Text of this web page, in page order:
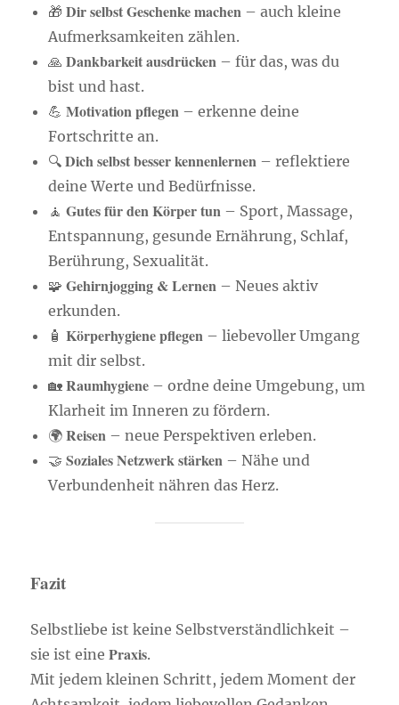
🎁Dir selbst Geschenke machen – auch kleine
Aufmerksamkeiten zählen.
🙏Dankbarkeit ausdrücken – für das, was du
bist und hast.
💪Motivation pflegen – erkenne deine
Fortschritte an.
🔍Dich selbst besser kennenlernen – reflektiere
deine Werte und Bedürfnisse.
🧘Gutes für den Körper tun – Sport, Massage,
Entspannung, gesunde Ernährung, Schlaf,
Berührung, Sexualität.
🧩Gehirnjogging & Lernen – Neues aktiv
erkunden.
🧴Körperhygiene pflegen – liebevoller Umgang
mit dir selbst.
🏡Raumhygiene – ordne deine Umgebung, um
Klarheit im Inneren zu fördern.
🌍Reisen – neue Perspektiven erleben.
🤝Soziales Netzwerk stärken – Nähe und
Verbundenheit nähren das Herz.
Fazit
Selbstliebe ist keine Selbstverständlichkeit –
sie ist einePraxis.
Mit jedem kleinen Schritt, jedem Moment der